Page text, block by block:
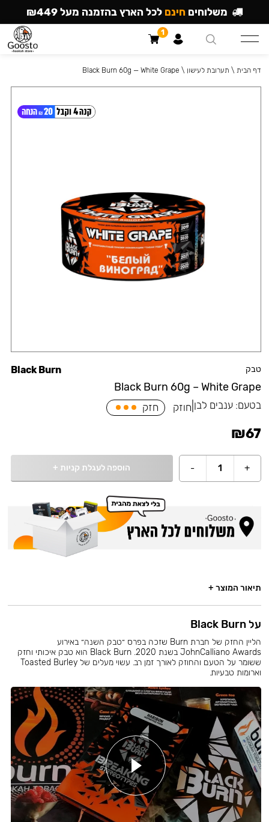
טבק
Black Burn 60g – White Grape
Black Burn
בטעם:ענבים לבן חוזק חזק
₪67
+
1
- הוספה לעגלת קניות +
דף הבית \ תערובת לעישון \
Black Burn 60g — White Grape
תיאור המוצר +
על Black Burn
הליין החזק של חברת Burn שזכה בפרס ״טבק השנה״ באירוע
JohnCalliano Awards בשנת 2020. Black Burn הוא טבק איכותי וחזק
ששומר על הטעם והחוזק לאורך זמן רב. עשוי מעלים של Toasted Burley
וארומות טבעיות.
משלוחים חינם לכל הארץ בהזמנה מעל ₪449
1